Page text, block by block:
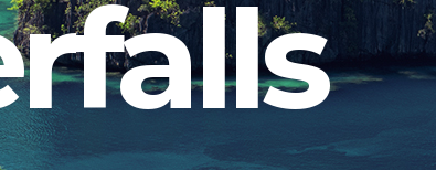
Google Maps
Image Gallery
Separators
Testimonials
Client Carousel
Video Button
Separators